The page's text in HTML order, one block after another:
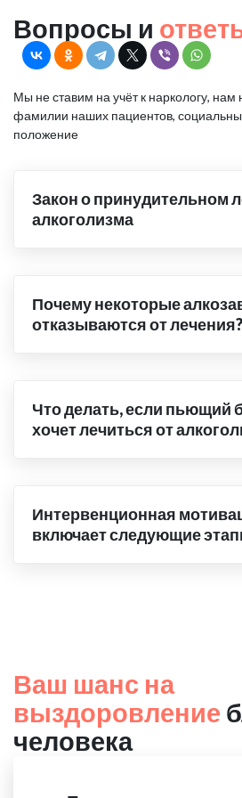
Вопросы и
Мы не ставим на учёт к наркологу,
фамилии наших пациентов,
положение
Закон о принудительном
алкоголизма
Почему некоторые
отказываются от лечения?
Что делать, если пьющий
хочет лечиться от
Интервенционная
включает следующие
Ваш шанс на
выздоровление
человека